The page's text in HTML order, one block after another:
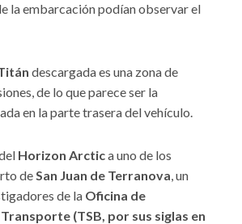
la embarcación podían observar el
descargada es una zona de
de lo que parece ser la
en la parte trasera del vehículo.
Horizon Arctica uno de los
deSan Juan de Terranova, un
de la Oficina de
(TSB, por sus siglas en